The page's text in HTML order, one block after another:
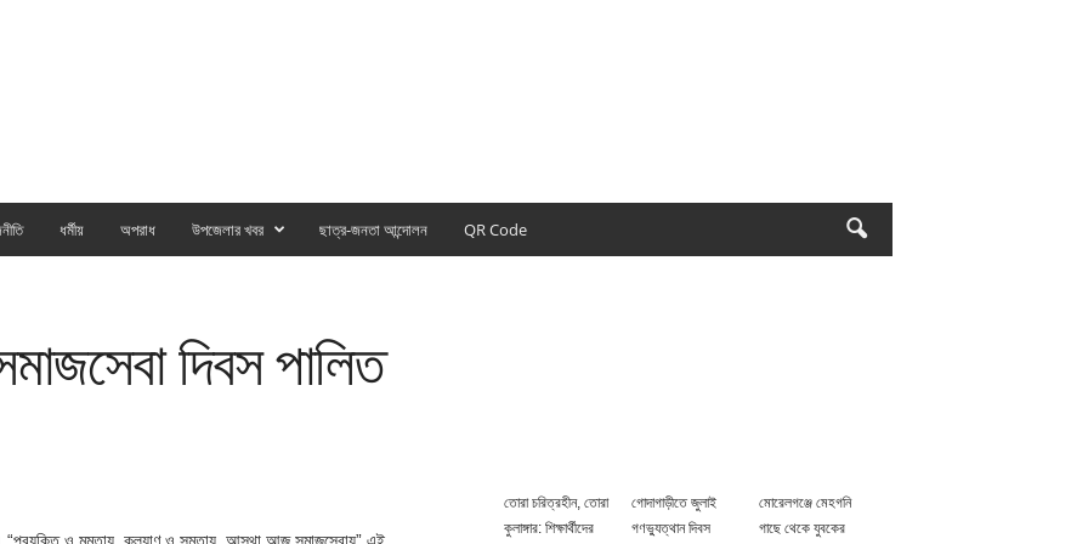
ধর্মীয় অপরাধ উপজেলার খবর ছাত্র-জনতা আন্দোলন QR Code
দিবস পালিত
তোরা চরিত্রহীন, তোরা
কুলাঙ্গার: শিক্ষার্থীদের
গোদাগাড়ীতে জুলাই
গণভ্যুত্থান দিবস
মোরেলগঞ্জে মেহগনি
গাছে থেকে যুবকের